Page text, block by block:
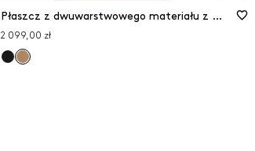
Płaszcz z dwuwarstwowego materiału z mieszanki wełny
2 099,00 zł